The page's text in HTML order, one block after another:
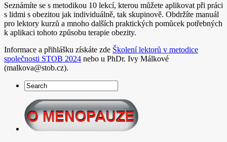
Seznámíte se s metodikou 10 lekcí, kterou můžete aplikovat při práci
s lidmi s obezitou jak individuálně, tak skupinově. Obdržíte manuál
pro lektory kurzů a mnoho dalších praktických pomůcek potřebných
k aplikaci tohoto způsobu terapie obezity.
Informace a přihlášku získáte zde Školení lektorů v metodice
společnosti STOB 2024 nebo u PhDr. Ivy Málkové
(malkova@stob.cz).